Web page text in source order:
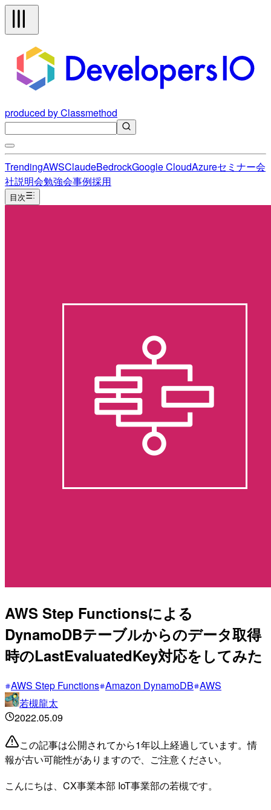
produced by Classmethod
TrendingAWSClaudeBedrockGoogle CloudAzureセミナー会
社説明会勉強会事例採用
目次
AWS Step Functionsによる
DynamoDBテーブルからのデータ取得
時のLastEvaluatedKey対応をしてみた
AWS Step Functions Amazon DynamoDB AWS
若槻龍太
2022.05.09
この記事は公開されてから1年以上経過しています。情
報が古い可能性がありますので、ご注意ください。
こんにちは、CX事業本部 IoT事業部の若槻です。